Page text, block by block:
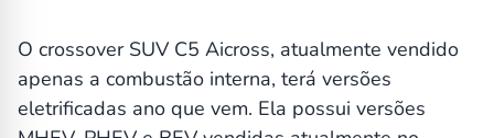
O crossover SUV C5 Aicross, atualmente vendido
apenas a combustão interna, terá versões
eletrificadas ano que vem. Ela possui versões